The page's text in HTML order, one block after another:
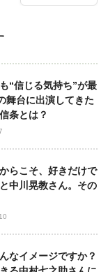
“信じる気持ち”が最
舞台に出演してきた
条とは？
らこそ、好きだけで
中川晃教さん。その
なイメージですか？